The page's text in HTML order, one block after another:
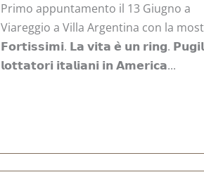
Primo appuntamento il 13 Giugno a
Viareggio a Villa Argentina con la
𝗙𝗼𝗿𝘁𝗶𝘀𝘀𝗶𝗺𝗶. 𝗟𝗮 𝘃𝗶𝘁𝗮 𝗲̀ 𝘂𝗻 𝗿𝗶𝗻𝗴.
𝗹𝗼𝘁𝘁𝗮𝘁𝗼𝗿𝗶 𝗶𝘁𝗮𝗹𝗶𝗮𝗻𝗶 𝗶𝗻 𝗔𝗺𝗲𝗿𝗶𝗰𝗮...